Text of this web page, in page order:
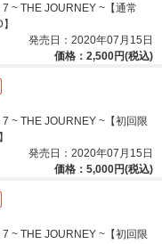
~ THE JOURNEY ~【通常
発売日：2020年07月15日
価格：2,500円(税込)
~ THE JOURNEY ~【初回限
発売日：2020年07月15日
価格：5,000円(税込)
~ THE JOURNEY ~【初回限